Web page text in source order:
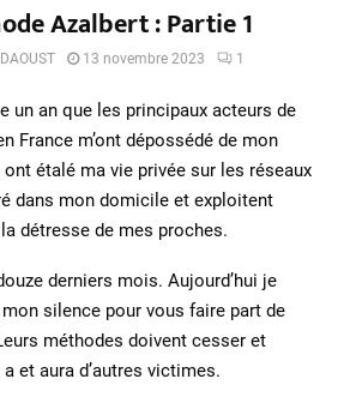
Azalbert : Partie 1
13 novembre 2023 1
un an que les principaux acteurs de
France m’ont dépossédé de mon
étalé ma vie privée sur les réseaux
dans mon domicile et exploitent
détresse de mes proches.
derniers mois. Aujourd’hui je
silence pour vous faire part de
méthodes doivent cesser et
et aura d’autres victimes.